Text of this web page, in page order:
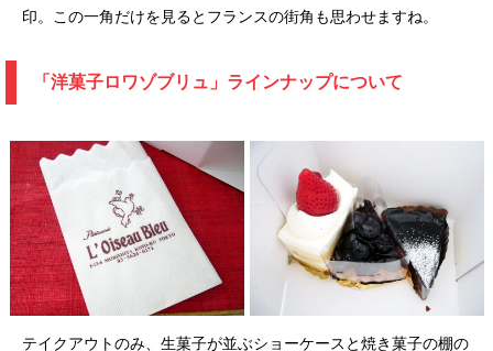
印。この一角だけを見るとフランスの街角も思わせますね。
「洋菓子ロワゾブリュ」ラインナップについて
テイクアウトのみ、生菓子が並ぶショーケースと焼き菓子の棚の